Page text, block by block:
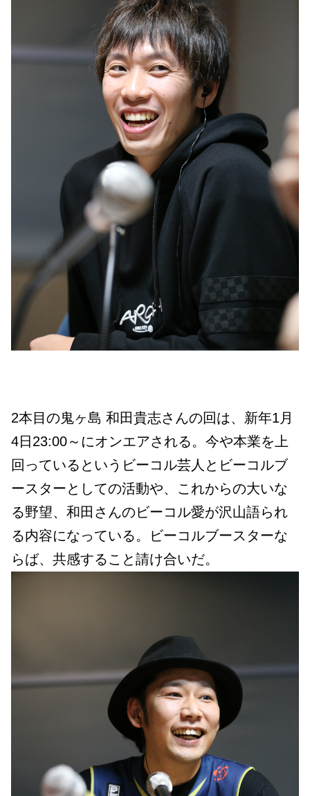
2本目の鬼ヶ島 和田貴志さんの回は、新年1月
4日23:00～にオンエアされる。今や本業を上
回っているというビーコル芸人とビーコルブ
ースターとしての活動や、これからの大いな
る野望、和田さんのビーコル愛が沢山語られ
る内容になっている。ビーコルブースターな
らば、共感すること請け合いだ。